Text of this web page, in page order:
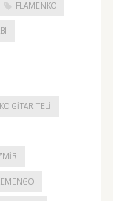
FLAMENKO
GITAR TELI